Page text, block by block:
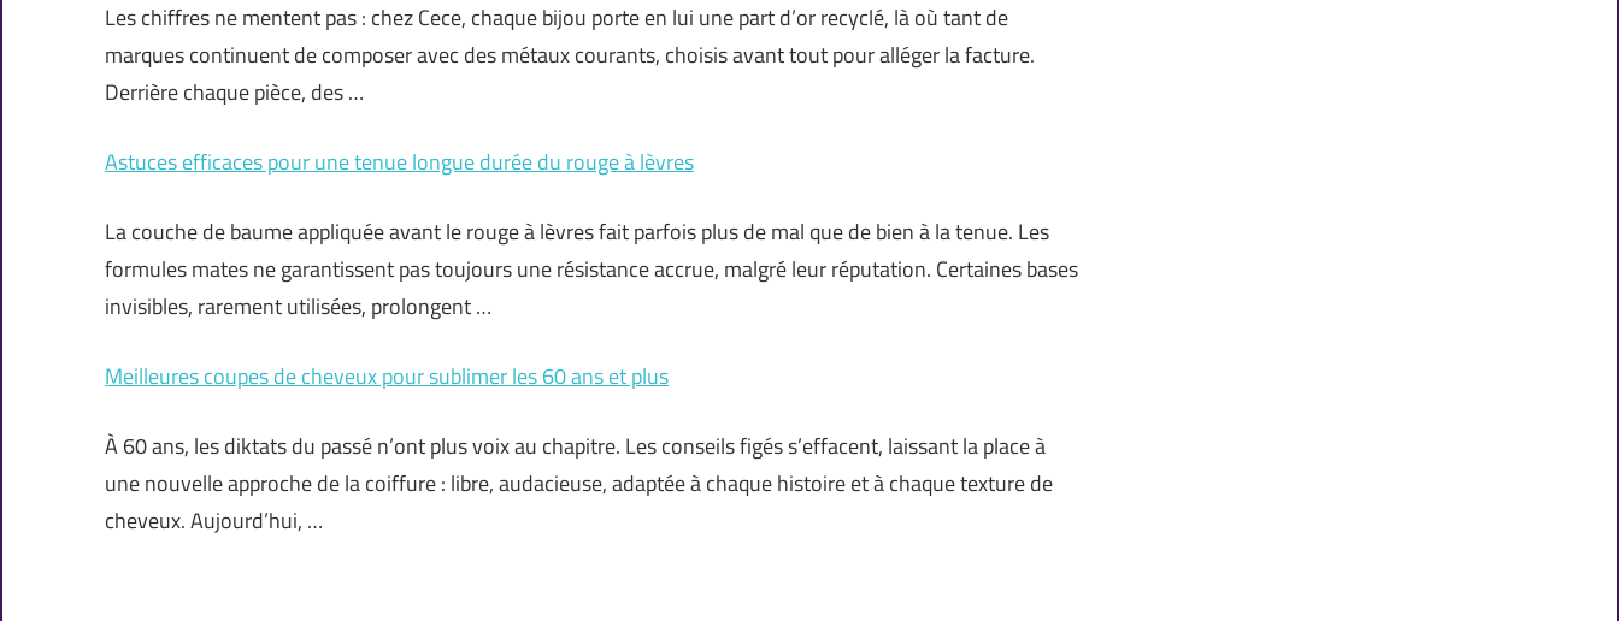
Les chiffres ne mentent pas : chez Cece, chaque bijou porte en lui une part d’or recyclé, là où tant de
marques continuent de composer avec des métaux courants, choisis avant tout pour alléger la facture.
Derrière chaque pièce, des …
Astuces efficaces pour une tenue longue durée du rouge à lèvres
La couche de baume appliquée avant le rouge à lèvres fait parfois plus de mal que de bien à la tenue. Les
formules mates ne garantissent pas toujours une résistance accrue, malgré leur réputation. Certaines bases
invisibles, rarement utilisées, prolongent …
Meilleures coupes de cheveux pour sublimer les 60 ans et plus
À 60 ans, les diktats du passé n’ont plus voix au chapitre. Les conseils figés s’effacent, laissant la place à
une nouvelle approche de la coiffure : libre, audacieuse, adaptée à chaque histoire et à chaque texture de
cheveux. Aujourd’hui, …